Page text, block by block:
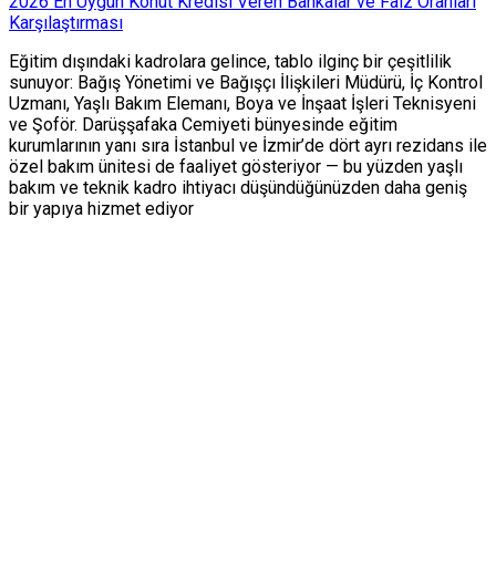
Karşılaştırması
Eğitim dışındaki kadrolara gelince, tablo ilginç bir çeşitlilik
sunuyor: Bağış Yönetimi ve Bağışçı İlişkileri Müdürü, İç Kontrol
Uzmanı, Yaşlı Bakım Elemanı, Boya ve İnşaat İşleri Teknisyeni
ve Şoför. Darüşşafaka Cemiyeti bünyesinde eğitim
kurumlarının yanı sıra İstanbul ve İzmir’de dört ayrı rezidans ile
özel bakım ünitesi de faaliyet gösteriyor — bu yüzden yaşlı
bakım ve teknik kadro ihtiyacı düşündüğünüzden daha geniş
bir yapıya hizmet ediyor